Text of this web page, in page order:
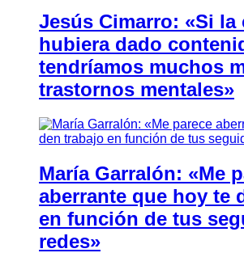
Jesús Cimarro: «Si la
hubiera dado
tendríamos muchos
trastornos mentales»
María Garralón: «Me
aberrante que hoy te
en función de tus
redes»